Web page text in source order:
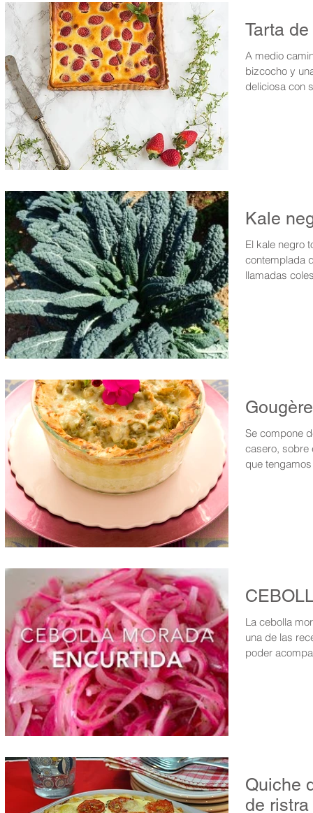
Tarta
A medio
bizcocho y
deliciosa con
Kale
El kale negro
contemplada
llamadas
Se compone
casero, sobre
que
La cebolla
una de las
poder
Quiche
de ristra